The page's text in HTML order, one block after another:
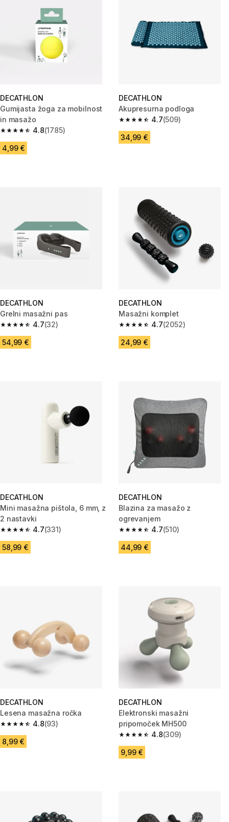
DECATHLON
Gumijasta žoga za mobilnost
in masažo
4.8
4.8 od 5 zvezdic from 1785 ocene
(1785)
4,99 €
DECATHLON
Akupresurna podloga
4.7
4.7 od 5 zvezdic from 509
(509)
34,99 €
DECATHLON
Grelni masažni pas
4.7
4.7 od 5 zvezdic from 32 ocene
(32)
54,99 €
DECATHLON
Masažni komplet
4.7
4.7 od 5 zvezdic from 2052
(2052)
24,99 €
DECATHLON
Mini masažna pištola, 6 mm, z
2 nastavki
4.7
4.7 od 5 zvezdic from 331 ocene
(331)
58,99 €
DECATHLON
Blazina za masažo z
ogrevanjem
4.7
4.7 od 5 zvezdic from 510
(510)
44,99 €
DECATHLON
Lesena masažna ročka
4.8
4.8 od 5 zvezdic from 93 ocene
(93)
8,99 €
DECATHLON
Elektronski masažni
pripomoček MH500
4.8
4.8 od 5 zvezdic from 309
(309)
9,99 €